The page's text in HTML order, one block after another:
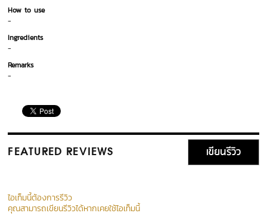
How to use
-
Ingredients
-
Remarks
-
FEATURED REVIEWS เขียนรีวิว
ไอเท็มนี้ต้องการรีวิว
คุณสามารถเขียนรีวิวได้หากเคยใช้ไอเท็มนี้